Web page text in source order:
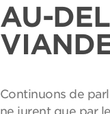
AU-
Continuons de
ne jurent que par